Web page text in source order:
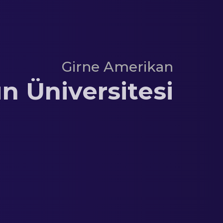
Girne Amerikan
Üniversitesi